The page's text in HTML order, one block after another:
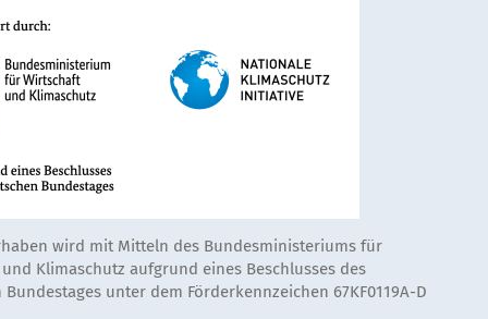
wird mit Mitteln des Bundesministeriums für
Klimaschutz aufgrund eines Beschlusses des
Bundestages unter dem Förderkennzeichen 67KF0119A-D